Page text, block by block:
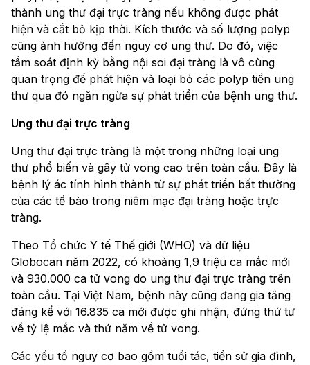
thành ung thư đại trực tràng nếu không được phát
hiện và cắt bỏ kịp thời. Kích thước và số lượng polyp
cũng ảnh hưởng đến nguy cơ ung thư. Do đó, việc
tầm soát định kỳ bằng nội soi đại tràng là vô cùng
quan trọng để phát hiện và loại bỏ các polyp tiền ung
thư qua đó ngăn ngừa sự phát triển của bệnh ung thư.
Ung thư đại trực tràng
Ung thư đại trực tràng là một trong những loại ung
thư phổ biến và gây tử vong cao trên toàn cầu. Đây là
bệnh lý ác tính hình thành từ sự phát triển bất thường
của các tế bào trong niêm mạc đại tràng hoặc trực
tràng.
Theo Tổ chức Y tế Thế giới (WHO) và dữ liệu
Globocan năm 2022, có khoảng 1,9 triệu ca mắc mới
và 930.000 ca tử vong do ung thư đại trực tràng trên
toàn cầu. Tại Việt Nam, bệnh này cũng đang gia tăng
đáng kể với 16.835 ca mới được ghi nhận, đứng thứ tư
về tỷ lệ mắc và thứ năm về tử vong.
Các yếu tố nguy cơ bao gồm tuổi tác, tiền sử gia đình,